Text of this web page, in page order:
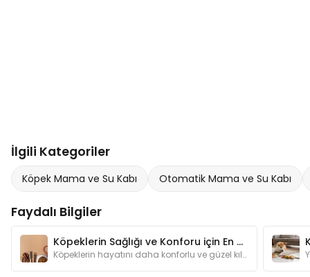
İlgili Kategoriler
Köpek Mama ve Su Kabı Otomatik Mama ve Su Kabı
Faydalı Bilgiler
Köpeklerin Sağlığı ve Konforu için En Gerekli Ürünler
Köpeklerin hayatını daha konforlu ve güzel kılmaya yardımcı olan ürünler hakkında detaylı bilgileri bu yazımızda bulabilirsiniz.